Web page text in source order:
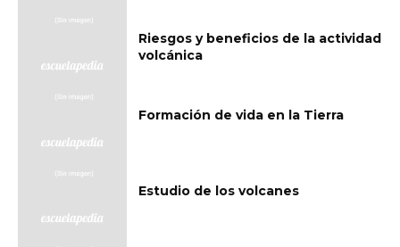
Riesgos y beneficios de la actividad
volcánica
Formación de vida en la Tierra
Estudio de los volcanes